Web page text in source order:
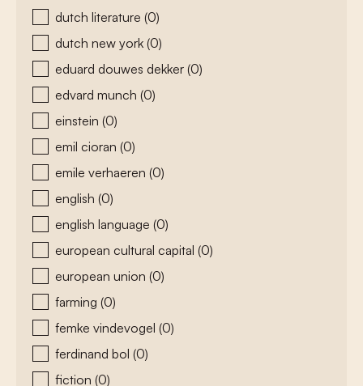
dutch literature (0)
dutch new york (0)
eduard douwes dekker (0)
edvard munch (0)
einstein (0)
emil cioran (0)
emile verhaeren (0)
english (0)
english language (0)
european cultural capital (0)
european union (0)
farming (0)
femke vindevogel (0)
ferdinand bol (0)
fiction (0)